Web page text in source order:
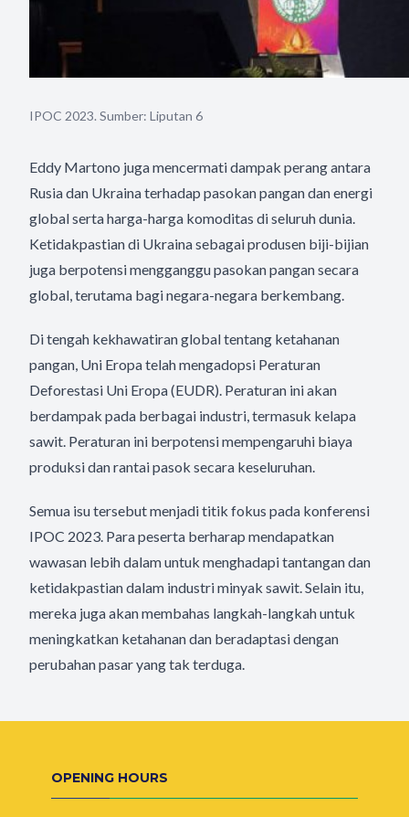
IPOC 2023. Sumber: Liputan 6
Eddy Martono juga mencermati dampak perang antara
Rusia dan Ukraina terhadap pasokan pangan dan energi
global serta harga-harga komoditas di seluruh dunia.
Ketidakpastian di Ukraina sebagai produsen biji-bijian
juga berpotensi mengganggu pasokan pangan secara
global, terutama bagi negara-negara berkembang.
Di tengah kekhawatiran global tentang ketahanan
pangan, Uni Eropa telah mengadopsi Peraturan
Deforestasi Uni Eropa (EUDR). Peraturan ini akan
berdampak pada berbagai industri, termasuk kelapa
sawit. Peraturan ini berpotensi mempengaruhi biaya
produksi dan rantai pasok secara keseluruhan.
Semua isu tersebut menjadi titik fokus pada konferensi
IPOC 2023. Para peserta berharap mendapatkan
wawasan lebih dalam untuk menghadapi tantangan dan
ketidakpastian dalam industri minyak sawit. Selain itu,
mereka juga akan membahas langkah-langkah untuk
meningkatkan ketahanan dan beradaptasi dengan
perubahan pasar yang tak terduga.
OPENING HOURS